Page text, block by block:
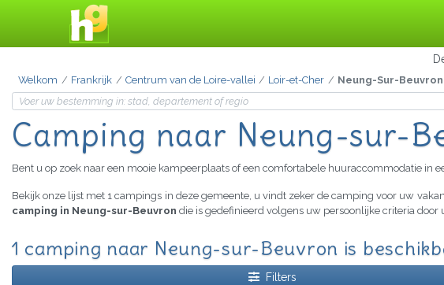
Welkom Frankrijk Centrum van de Loire-vallei Loir-et-Cher Neung-Sur-Beuvron
Camping naar Neung-sur-
Bent u op zoek naar een mooie kampeerplaats of een comfortabele huuraccommodatie in
Bekijk onze lijst met 1 campings in deze gemeente, u vindt zeker de camping voor uw
camping in Neung-sur-Beuvron die is gedefinieerd volgens uw persoonlijke criteria
1 camping naar Neung-sur-Beuvron is
Filters